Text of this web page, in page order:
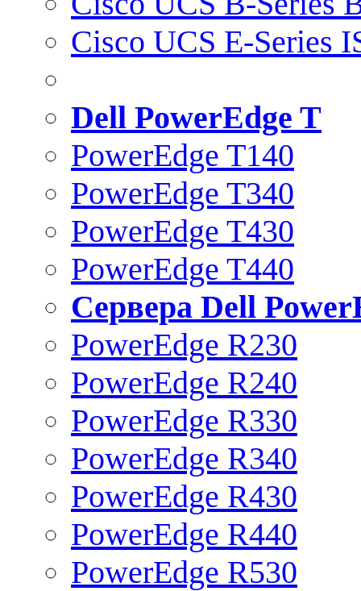
Cisco UCS E-Series
Dell PowerEdge T
PowerEdge T140
PowerEdge T340
PowerEdge T430
PowerEdge T440
Сервера Dell
PowerEdge R230
PowerEdge R240
PowerEdge R330
PowerEdge R340
PowerEdge R430
PowerEdge R440
PowerEdge R530